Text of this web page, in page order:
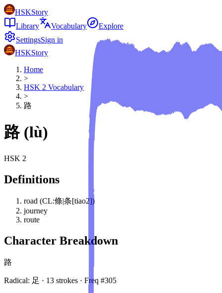
HSKStory
Library
Vocabulary
Explore
SettingsSign in
HSKStory
Home
>
HSK 2 Vocabulary
>
路
路 (lù)
HSK 2
Definitions
road (CL:條|条[tiao2])
journey
route
Character Breakdown
路
Radical: 足 · 13 strokes · Freq #305